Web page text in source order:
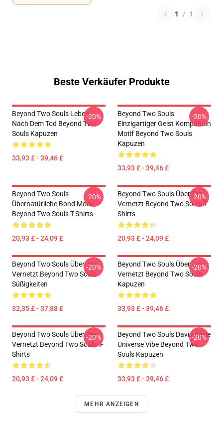
1 / 1
Beste Verkäufer Produkte
Beyond Two Souls Leben
Nach Dem Tod Beyond Two
Souls Kapuzen
33,93 £ - 39,46 £
-20%
Beyond Two Souls
Einzigartiger Geist Kompanion
Motif Beyond Two Souls
Kapuzen
33,93 £ - 39,46 £
-20%
Beyond Two Souls
Übernatürliche Bond Mode
Beyond Two Souls T-Shirts
20,93 £ - 24,09 £
-20%
Beyond Two Souls Über Tee
Vernetzt Beyond Two Souls T-
Shirts
20,93 £ - 24,09 £
-20%
Beyond Two Souls Über Tee
Vernetzt Beyond Two Souls
Süßigkeiten
32,35 £ - 37,88 £
-20%
Beyond Two Souls Über Tee
Vernetzt Beyond Two Souls
Kapuzen
33,93 £ - 39,46 £
-20%
Beyond Two Souls Über Tee
Vernetzt Beyond Two Souls T-
Shirts
20,93 £ - 24,09 £
-20%
Beyond Two Souls David Cage
Universe Vibe Beyond Two
Souls Kapuzen
33,93 £ - 39,46 £
-20%
MEHR ANZEIGEN